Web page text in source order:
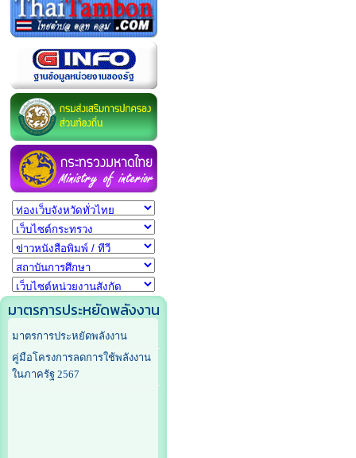
มาตรการประหยัดพลังงาน
มาตรการประหยัดพลังงาน
คู่มือโครงการลดการใช้พลังงาน
ในภาครัฐ 2567